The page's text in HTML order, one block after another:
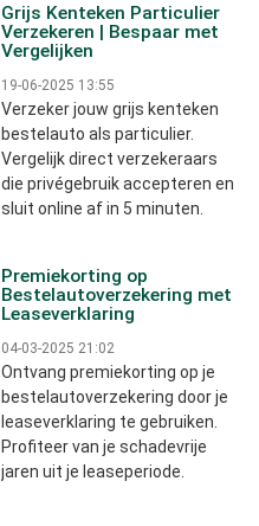
Grijs Kenteken Particulier
Verzekeren | Bespaar met
Vergelijken
19-06-2025 13:55
Verzeker jouw grijs kenteken
bestelauto als particulier.
Vergelijk direct verzekeraars
die privégebruik accepteren en
sluit online af in 5 minuten.
Premiekorting op
Bestelautoverzekering met
Leaseverklaring
04-03-2025 21:02
Ontvang premiekorting op je
bestelautoverzekering door je
leaseverklaring te gebruiken.
Profiteer van je schadevrije
jaren uit je leaseperiode.